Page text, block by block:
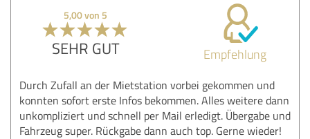
5,00 von 5
SEHR GUT Empfehlung
Durch Zufall an der Mietstation vorbei gekommen und
konnten sofort erste Infos bekommen. Alles weitere dann
unkompliziert und schnell per Mail erledigt. Übergabe und
Fahrzeug super. Rückgabe dann auch top. Gerne wieder!